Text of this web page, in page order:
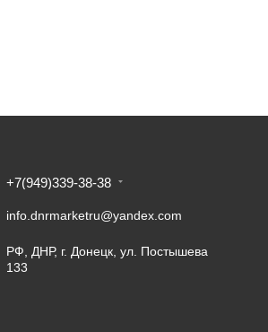
+7(949)339-38-38
info.dnrmarketru@yandex.com
РФ, ДНР, г. Донецк, ул. Постышева
133